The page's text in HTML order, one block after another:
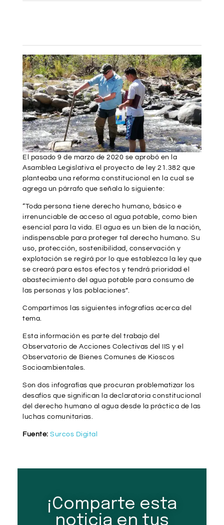
El pasado 9 de marzo de 2020 se aprobó en la
Asamblea Legislativa el proyecto de ley 21.382 que
planteaba una reforma constitucional en la cual se
agrega un párrafo que señala lo siguiente:
“Toda persona tiene derecho humano, básico e
irrenunciable de acceso al agua potable, como bien
esencial para la vida. El agua es un bien de la nación,
indispensable para proteger tal derecho humano. Su
uso, protección, sostenibilidad, conservación y
explotación se regirá por lo que establezca la ley que
se creará para estos efectos y tendrá prioridad el
abastecimiento del agua potable para consumo de
las personas y las poblaciones”.
Compartimos las siguientes infografías acerca del
tema.
Esta información es parte del trabajo del
Observatorio de Acciones Colectivas del IIS y el
Observatorio de Bienes Comunes de Kioscos
Socioambientales.
Son dos infografías que procuran problematizar los
desafíos que significan la declaratoria constitucional
del derecho humano al agua desde la práctica de las
luchas comunitarias.
Fuente: Surcos Digital
¡Comparte esta
noticia en tus